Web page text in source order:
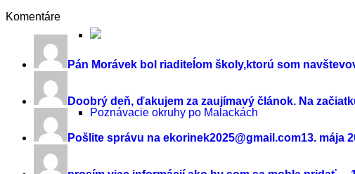
Poznávacie okruhy po Malackách
Komentáre
Pán Morávek bol riaditeĺom školy,ktorú som
Doobrý deň, ďakujem za zaujímavý článok. Na
Pošlite správu na ekorinek2025@gmail.com13. mája